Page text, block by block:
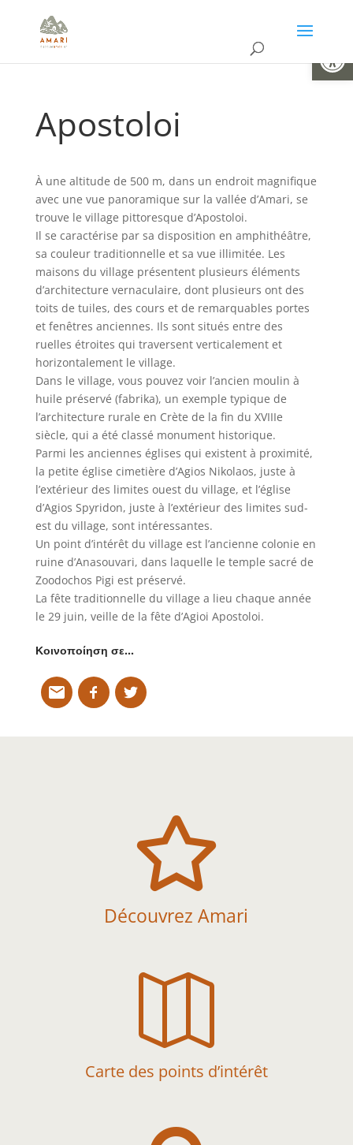
Apostoloi
À une altitude de 500 m, dans un endroit magnifique
avec une vue panoramique sur la vallée d’Amari, se
trouve le village pittoresque d’Apostoloi.
Il se caractérise par sa disposition en amphithéâtre,
sa couleur traditionnelle et sa vue illimitée. Les
maisons du village présentent plusieurs éléments
d’architecture vernaculaire, dont plusieurs ont des
toits de tuiles, des cours et de remarquables portes
et fenêtres anciennes. Ils sont situés entre des
ruelles étroites qui traversent verticalement et
horizontalement le village.
Dans le village, vous pouvez voir l’ancien moulin à
huile préservé (fabrika), un exemple typique de
l’architecture rurale en Crète de la fin du XVIIIe
siècle, qui a été classé monument historique.
Parmi les anciennes églises qui existent à proximité,
la petite église cimetière d’Agios Nikolaos, juste à
l’extérieur des limites ouest du village, et l’église
d’Agios Spyridon, juste à l’extérieur des limites sud-
est du village, sont intéressantes.
Un point d’intérêt du village est l’ancienne colonie en
ruine d’Anasouvari, dans laquelle le temple sacré de
Zoodochos Pigi est préservé.
La fête traditionnelle du village a lieu chaque année
le 29 juin, veille de la fête d’Agioi Apostoloi.
Κοινοποίηση σε…

Découvrez Amari

Carte des points d’intérêt